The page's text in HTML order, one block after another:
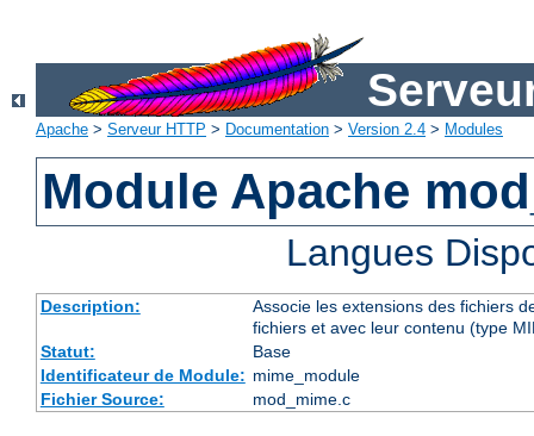
Apache > Serveur HTTP > Documentation > Version 2.4 > Modules
Module Apache
Langues
Description:
Associe les extensions des fichiers
fichiers et avec leur contenu (type
Statut:
Base
Identificateur de Module: mime_module
Fichier Source:
mod_mime.c